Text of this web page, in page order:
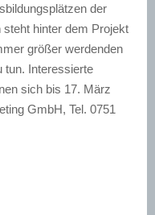
der
hinter dem Projekt
größer werdenden
tun. Interessierte
sich bis 17. März
GmbH, Tel. 0751